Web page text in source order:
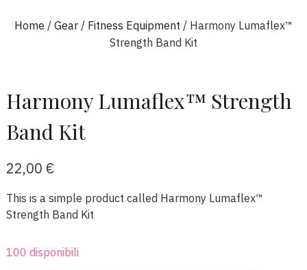
Home / Gear / Fitness Equipment / Harmony Lumaflex™
Strength Band Kit
Harmony Lumaflex™ Strength
Band Kit
22,00 €
This is a simple product called Harmony Lumaflex™
Strength Band Kit
100 disponibili